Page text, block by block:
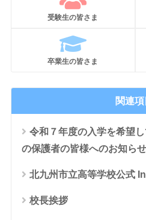
受験生の皆さま
卒業生の皆さま
関連項
令和７年度の入学を希望
の保護者の皆様へのお知らせ
北九州市立高等学校公式
校長挨拶